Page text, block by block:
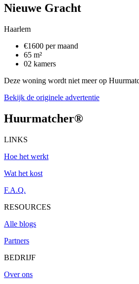
Nieuwe Gracht
Haarlem
€1600 per maand
65 m²
02 kamers
Deze woning wordt niet meer op
Bekijk de originele advertentie
Huurmatcher®
LINKS
Hoe het werkt
Wat het kost
F.A.Q.
RESOURCES
Alle blogs
Partners
BEDRIJF
Over ons